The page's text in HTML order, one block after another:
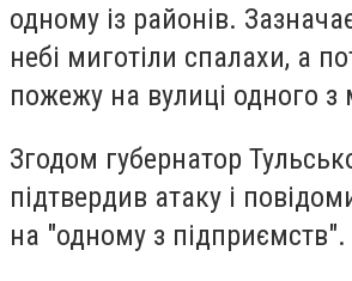
одному із районів.
небі миготіли спалахи, а
пожежу на вулиці одного з
Згодом губернатор
підтвердив атаку і
на "одному з підприємств".